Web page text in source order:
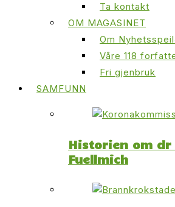
Ta kontakt
OM MAGASINET
Om
Våre 118
Fri gjenbruk
SAMFUNN
Historien om dr
Fuellmich